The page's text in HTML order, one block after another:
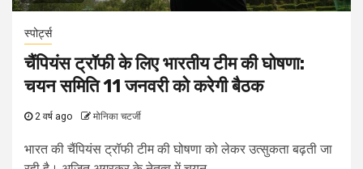
स्पोर्ट्स
चैंपियंस ट्रॉफी के लिए भारतीय टीम की घोषणा:
चयन समिति 11 जनवरी को करेगी बैठक
2 वर्ष ago मोनिका चटर्जी
भारत की चैंपियंस ट्रॉफी टीम की घोषणा को लेकर उत्सुकता बढ़ती जा